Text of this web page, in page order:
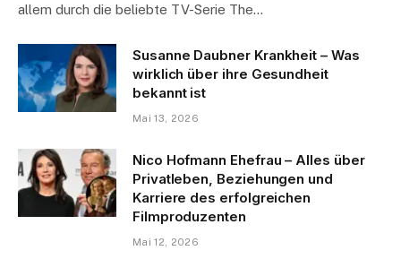
allem durch die beliebte TV-Serie The…
Susanne Daubner Krankheit – Was
wirklich über ihre Gesundheit
bekannt ist
Mai 13, 2026
Nico Hofmann Ehefrau – Alles über
Privatleben, Beziehungen und
Karriere des erfolgreichen
Filmproduzenten
Mai 12, 2026